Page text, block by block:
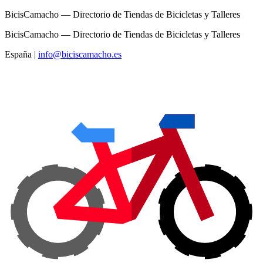
BicisCamacho — Directorio de Tiendas de Bicicletas y Talleres
BicisCamacho — Directorio de Tiendas de Bicicletas y Talleres
España | info@biciscamacho.es